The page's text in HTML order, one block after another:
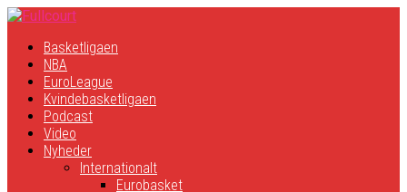
Basketligaen
NBA
EuroLeague
Kvindebasketligaen
Podcast
Video
Nyheder
Internationalt
Eurobasket